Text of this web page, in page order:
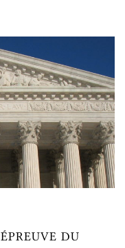
DU